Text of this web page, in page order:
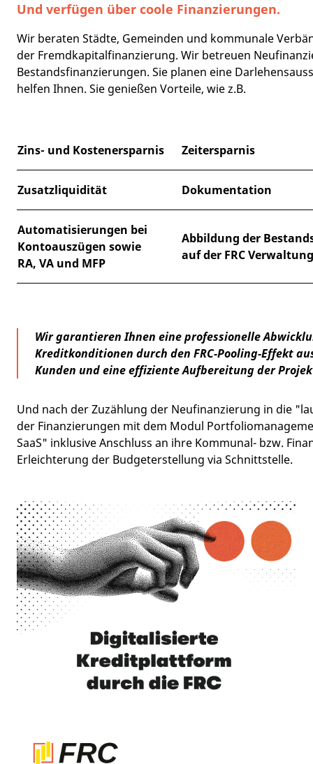
Und verfügen über coole Finanzierungen.
Wir beraten Städte, Gemeinden und kommunale
der Fremdkapitalfinanzierung. Wir betreuen
Bestandsfinanzierungen. Sie planen eine
helfen Ihnen. Sie genießen Vorteile, wie z.B.
Zins- und Kostenersparnis Zeitersparnis
Zusatzliquidität Dokumentation
Automatisierungen bei
Kontoauszügen sowie
RA, VA und MFP
Abbildung der
auf der FRC
Wir garantieren Ihnen eine professionelle
Kreditkonditionen durch den FRC-Pooling-Effekt
Kunden und eine effiziente Aufbereitung der
Und nach der Zuzählung der Neufinanzierung in die
der Finanzierungen mit dem Modul
SaaS" inklusive Anschluss an ihre Kommunal- bzw.
Erleichterung der Budgeterstellung via Schnittstelle.